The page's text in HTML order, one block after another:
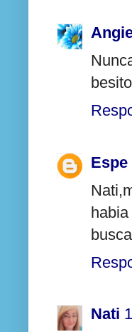
Espe
Nati